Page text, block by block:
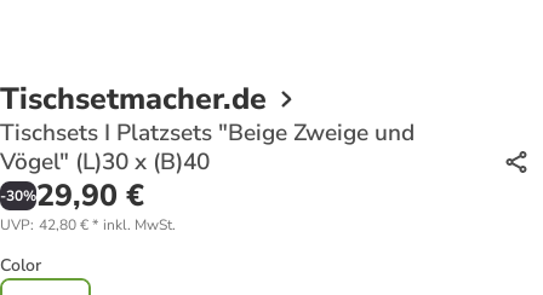
Tischsetmacher.de
Tischsets I Platzsets "Beige Zweige und
Vögel" (L)30 x (B)40
-30%29,90 €
UVP: 42,80 €* inkl. MwSt.
Color